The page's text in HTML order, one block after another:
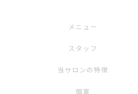
メニュー
スタッフ
当サロンの特徴
個室